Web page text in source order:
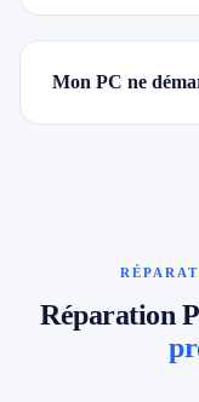
Mon PC ne
Réparation